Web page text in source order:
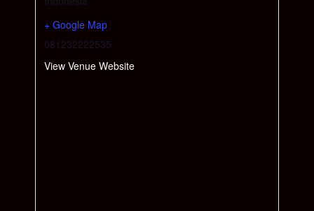
+ Google Map
081232222535
View Venue Website